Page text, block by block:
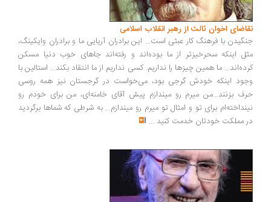
اخوان ثالث از رهبر انقلاب اسلامی
با فرهنگ کار عبثی است... این برادران آریایی ما و برادران وایکینگ،
اینکه سحرخیزتر از ما بوده‌اند و رفته‌اند جاهای خوب دنیا مسکن
ما همین چیزها را نداریم. کسی نداریم از ما انتقاد بکند... استالین با
اینکه خودش گرجی بود، می‌خواست در گرجستان نیز همه روسی
بزنند...من میرم رو میندازم پیش آقای خامنه‌ای، من برای خودم رو
برای تو و امثال تو میرم رو میندازم... به شرطی که شماها برگردید
مملکت خودتان خدمت کنید...